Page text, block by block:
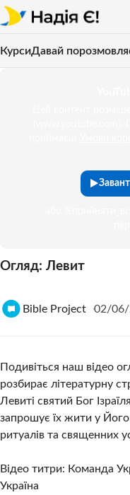
КурсиДавай
Огляд: Левит
Bible Project 02/
Подивіться наш відео
розбирає літературну
Левиті святий Бог
запрошує їх жити у Його
ритуалів та священних
Відео титри: Команда
Україна